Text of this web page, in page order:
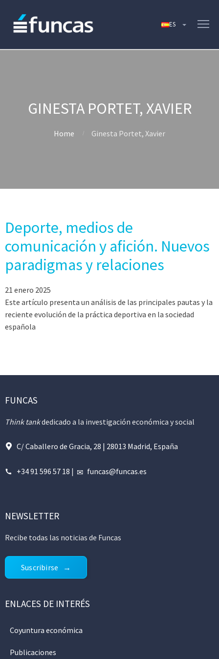
GINESTA PORTET, XAVIER
Home Ginesta Portet, Xavier
Deporte, medios de
comunicación y afición. Nuevos
paradigmas y relaciones
21 enero 2025
Este artículo presenta un análisis de las principales pautas y la
reciente evolución de la práctica deportiva en la sociedad
española
FUNCAS
Think tankdedicado a la investigación económica y social
C/ Caballero de Gracia, 28 | 28013 Madrid, España
+34 91 596 57 18 | funcas@funcas.es
NEWSLETTER
Recibe todas las noticias de Funcas
Suscribirse
ENLACES DE INTERÉS
Coyuntura económica
Publicaciones